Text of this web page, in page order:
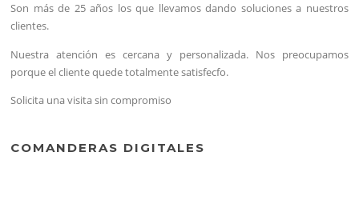
Son más de 25 años los que llevamos dando soluciones a nuestros
clientes.
Nuestra atención es cercana y personalizada. Nos preocupamos
porque el cliente quede totalmente satisfecfo.
Solicita una visita sin compromiso
COMANDERAS DIGITALES